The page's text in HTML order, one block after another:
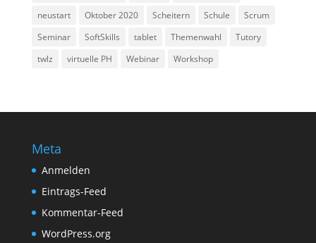
neustart
Oktober 2020 Scheitern Schule
Scrum
Seminar
SoftSkills tablet Themenwahl
Tutory
twlz
virtuelle PH Webinar Workshop
Meta
Anmelden
Eintrags-Feed
Kommentar-Feed
WordPress.org